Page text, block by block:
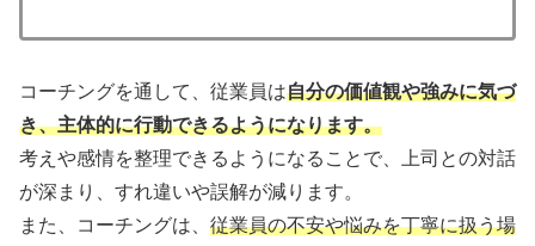
コーチングを通して、従業員は自分の価値観や強みに気づ
き、主体的に行動できるようになります。
考えや感情を整理できるようになることで、上司との対話
が深まり、すれ違いや誤解が減ります。
また、コーチングは、 従業員の不安や悩みを丁寧に扱う場